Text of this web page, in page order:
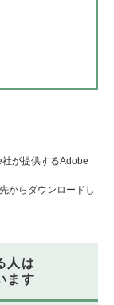
が提供するAdobe
からダウンロードし
人は
ます